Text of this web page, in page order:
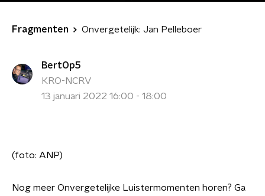
Fragmenten Onvergetelijk: Jan Pelleboer
BertOp5
KRO-NCRV
13 januari 2022 16:00 - 18:00
(foto: ANP)
Nog meer Onvergetelijke Luistermomenten horen? Ga